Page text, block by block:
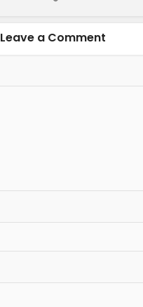
Leave a Comment